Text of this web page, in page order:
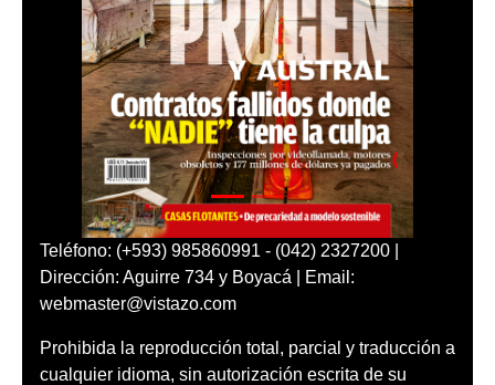
Teléfono: (+593) 985860991 - (042) 2327200 |
Dirección: Aguirre 734 y Boyacá | Email:
webmaster@vistazo.com
Prohibida la reproducción total, parcial y traducción a
cualquier idioma, sin autorización escrita de su